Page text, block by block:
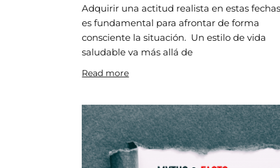
Adquirir una actitud realista en estas fechas
es fundamental para afrontar de forma
consciente la situación. Un estilo de vida
saludable va más allá de
Read more